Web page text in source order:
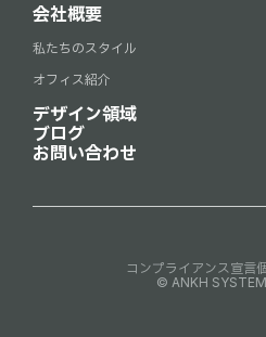
会社概要
私たちのスタイル
オフィス紹介
デザイン領域
ブログ
お問い合わせ
コンプライアンス宣言
© ANKH